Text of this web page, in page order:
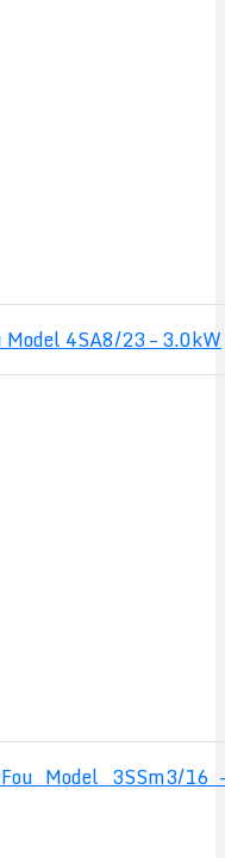
4SA8/23 – 3.0kW
Model 3SSm3/16